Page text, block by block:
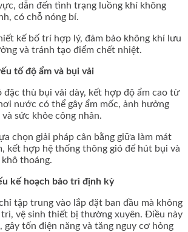
dẫn đến tình trạng luồng khí không
có chỗ nóng bí.
kế bố trí hợp lý, đảm bảo không khí lưu
và tránh tạo điểm chết nhiệt.
tố độ ẩm và bụi vải
đặc thù bụi vải dày, kết hợp độ ẩm cao từ
nước có thể gây ẩm mốc, ảnh hưởng
sức khỏe công nhân.
chọn giải pháp cân bằng giữa làm mát
kết hợp hệ thống thông gió để hút bụi và
thoáng.
kế hoạch bảo trì định kỳ
tập trung vào lắp đặt ban đầu mà không
vệ sinh thiết bị thường xuyên. Điều này
gây tốn điện năng và tăng nguy cơ hỏng